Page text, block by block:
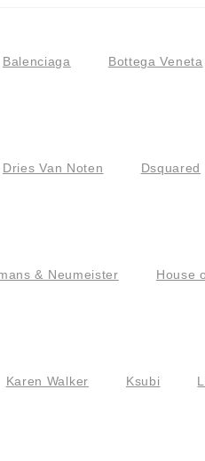
Balenciaga Bottega Veneta
Dries Van Noten Dsquared
& Neumeister House
Karen Walker Ksubi